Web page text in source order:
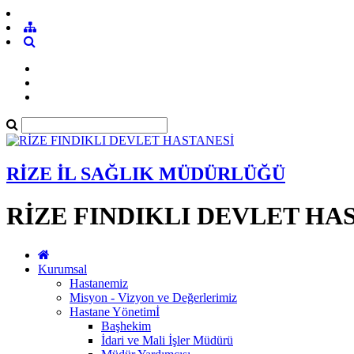
RİZE İL SAĞLIK MÜDÜRLÜĞÜ
RİZE FINDIKLI DEVLET
Kurumsal
Hastanemiz
Misyon - Vizyon ve Değerlerimiz
Hastane Yönetimİ
Başhekim
İdari ve Mali İşler Müdürü